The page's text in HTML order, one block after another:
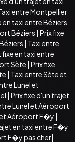
entre Montpellier
taxi entre Béziers
Béziers | Prix fixe
| Taxi entre
en taxi entre
Sète | Prix fixe
| Taxi entre Sète et
Lunel et
| Prix fixe d'un trajet
Lunel et Aéroport
Aéroport F�y |
en taxi entre F�y
F�y pas cher|